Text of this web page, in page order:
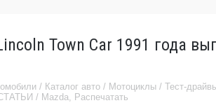
Town Car 1991 года
/ Каталог авто / Мотоциклы / Тест-
/ Mazda, Распечатать